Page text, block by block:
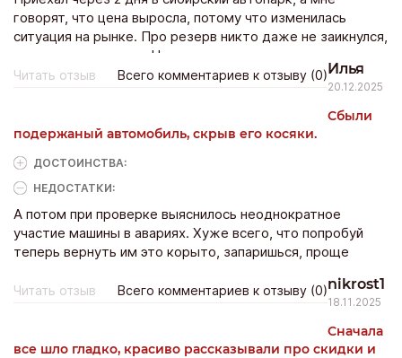
говорят, что цена выросла, потому что изменилась
ситуация на рынке. Про резерв никто даже не заикнулся,
сменили тему сразу. Написал заявление, деньги
возвращать не спешат. Времени уже месяц прошел.
Читать отзыв Всего комментариев к отзыву (0)Илья
20.12.2025
Сбыли
подержаный автомобиль, скрыв его косяки.
ДОСТОИНCТВА:
НЕДОСТАТКИ:
А потом при проверке выяснилось неоднократное
участие машины в авариях. Хуже всего, что попробуй
теперь вернуть им это корыто, запаришься, проще
Читать отзыв Всего комментариев к отзыву (0)nikrost1
18.11.2025
Сначала
все шло гладко, красиво рассказывали про скидки и